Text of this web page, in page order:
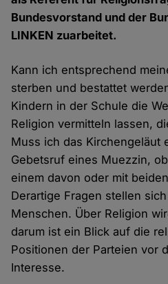
Bundesvorstand und der
LINKEN zuarbeitet.
Kann ich entsprechend
sterben und bestattet
Kindern in der Schule die
Religion vermitteln lassen,
Muss ich das Kirchengeläut
Gebetsruf eines Muezzin,
einem davon oder mit
Derartige Fragen stellen
Menschen. Über Religion
darum ist ein Blick auf die
Positionen der Parteien vor
Interesse.